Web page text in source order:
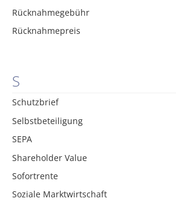
Rücknahmegebühr
Rücknahmepreis
S
Schutzbrief
Selbstbeteiligung
SEPA
Shareholder Value
Sofortrente
Soziale Marktwirtschaft